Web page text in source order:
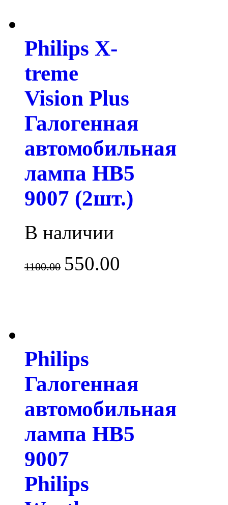
Philips X-
treme
Vision Plus
Галогенная
автомобильная
лампа HB5
9007 (2шт.)
В наличии
1100.00 550.00
Philips
Галогенная
автомобильная
лампа HB5
9007
Philips